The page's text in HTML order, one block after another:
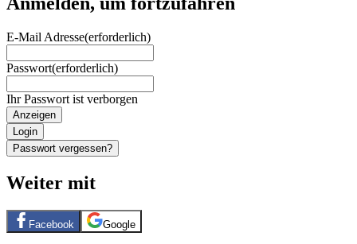
E-Mail Adresse(erforderlich)
Passwort(erforderlich)
Ihr Passwort ist verborgen
Anzeigen
Login
Passwort vergessen?
Weiter mit
Facebook Google